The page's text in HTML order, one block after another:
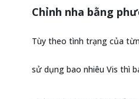
Chỉnh nha bằng
Tùy theo tình trạng của
sử dụng bao nhiêu Vis thì